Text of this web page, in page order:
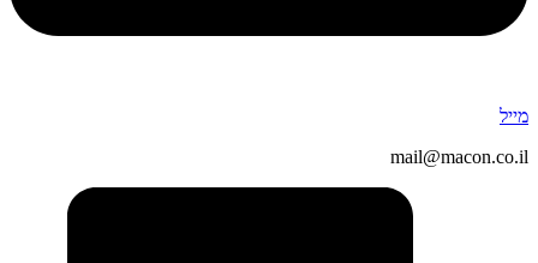
מייל
mail@macon.co.il